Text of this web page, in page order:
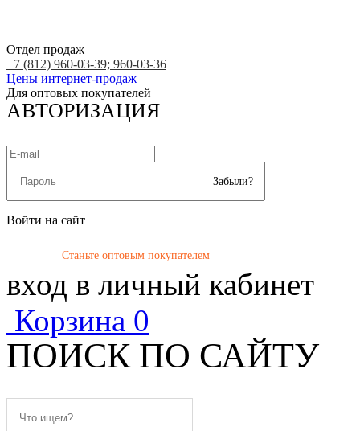
Отдел продаж
+7 (812) 960-03-39; 960-03-36
Цены интернет-продаж
Для оптовых покупателей
АВТОРИЗАЦИЯ
Забыли?
Войти на сайт
Станьте оптовым покупателем
вход в личный кабинет
Корзина 0
ПОИСК ПО САЙТУ